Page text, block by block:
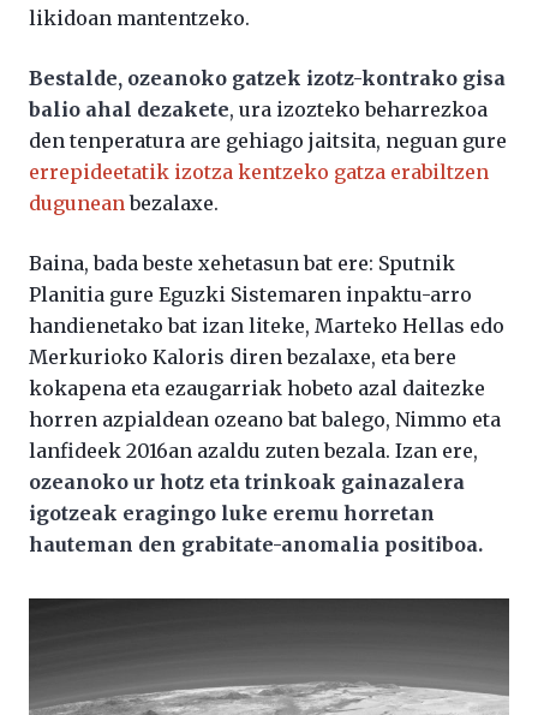
likidoan mantentzeko.
Bestalde, ozeanoko gatzek izotz-kontrako gisa
balio ahal dezakete, ura izozteko beharrezkoa
den tenperatura are gehiago jaitsita, neguan gure
errepideetatik izotza kentzeko gatza erabiltzen
duguneanbezalaxe.
Baina, bada beste xehetasun bat ere: Sputnik
Planitia gure Eguzki Sistemaren inpaktu-arro
handienetako bat izan liteke, Marteko Hellas edo
Merkurioko Kaloris diren bezalaxe, eta bere
kokapena eta ezaugarriak hobeto azal daitezke
horren azpialdean ozeano bat balego, Nimmo eta
lanfideek 2016an azaldu zuten bezala. Izan ere,
ozeanoko ur hotz eta trinkoak gainazalera
igotzeak eragingo luke eremu horretan
hauteman den grabitate-anomalia positiboa.